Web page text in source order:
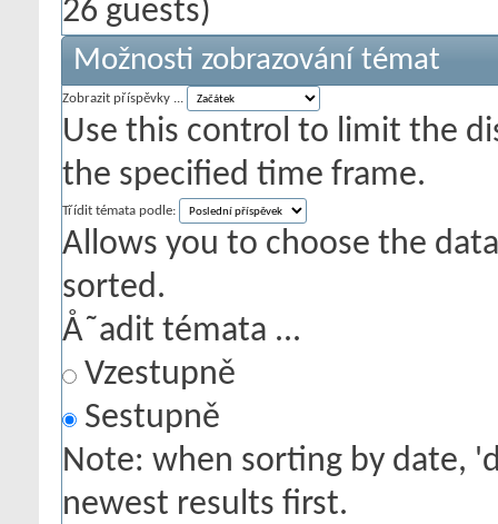
26 guests)
Možnosti zobrazování témat
Zobrazit příspěvky ...
Use this control to limit the
the specified time frame.
Třídit témata podle:
Allows you to choose the
sorted.
Å˜adit témata ...
Vzestupně
Sestupně
Note: when sorting by date,
newest results first.